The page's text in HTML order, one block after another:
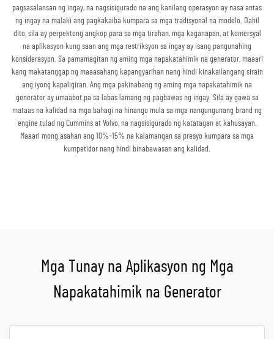
pagsasalansan ng ingay, na nagsisigurado na ang kanilang operasyon ay nasa antas
ng ingay na malaki ang pagkakaiba kumpara sa mga tradisyonal na modelo. Dahil
dito, sila ay perpektong angkop para sa mga tirahan, mga kaganapan, at komersyal
na aplikasyon kung saan ang mga restriksyon sa ingay ay isang pangunahing
konsiderasyon. Sa pamamagitan ng aming mga napakatahimik na generator, maaari
kang makatanggap ng maaasahang kapangyarihan nang hindi kinakailangang sirain
ang iyong kapaligiran. Ang mga pakinabang ng aming mga napakatahimik na
generator ay umaabot pa sa labas lamang ng pagbawas ng ingay. Sila ay gawa sa
mataas na kalidad na mga bahagi na hinango mula sa mga nangungunang brand ng
engine tulad ng Cummins at Volvo, na nagsisigurado ng katatagan at kahusayan.
Maaari mong asahan ang 10%–15% na kalamangan sa presyo kumpara sa mga
kumpetidor nang hindi binabawasan ang kalidad.
Mga Tunay na Aplikasyon ng Mga
Napakatahimik na Generator